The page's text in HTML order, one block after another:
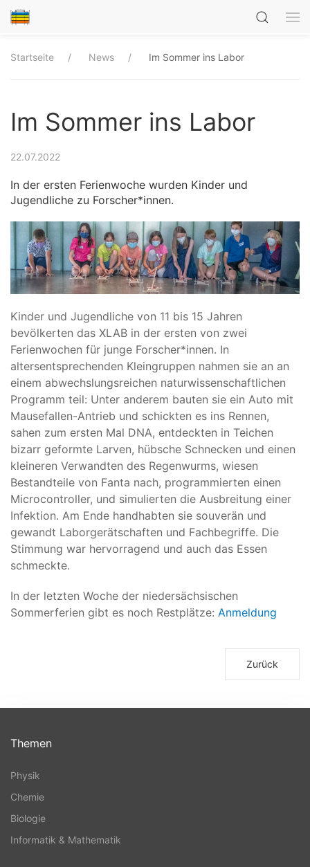
Startseite News Im Sommer ins Labor
Im Sommer ins Labor
22.07.2022
In der ersten Ferienwoche wurden Kinder und
Jugendliche zu Forscher*innen.
Kinder und Jugendliche von 11 bis 15 Jahren
bevölkerten das XLAB in der ersten von zwei
Ferienwochen für junge Forscher*innen. In
altersentsprechenden Kleingruppen nahmen sie an an
einem abwechslungsreichen naturwissenschaftlichen
Programm teil: Unter anderem bauten sie ein Auto mit
Mausefallen-Antrieb und schickten es ins Rennen,
sahen zum ersten Mal DNA, entdeckten in Teichen
bizarr geformte Larven, hübsche Schnecken und einen
kleineren Verwandten des Regenwurms, wiesen
Bestandteile von Fanta nach, programmierten einen
Microcontroller, und simulierten die Ausbreitung einer
Infektion. Am Ende handhabten sie souverän und
gewandt Laborgerätschaften und Fachbegriffe. Die
Stimmung war hervorragend und auch das Essen
schmeckte.
In der letzten Woche der niedersächsischen
Sommerferien gibt es noch Restplätze: Anmeldung
Zurück
Themen
Physik
Chemie
Biologie
Informatik & Mathematik